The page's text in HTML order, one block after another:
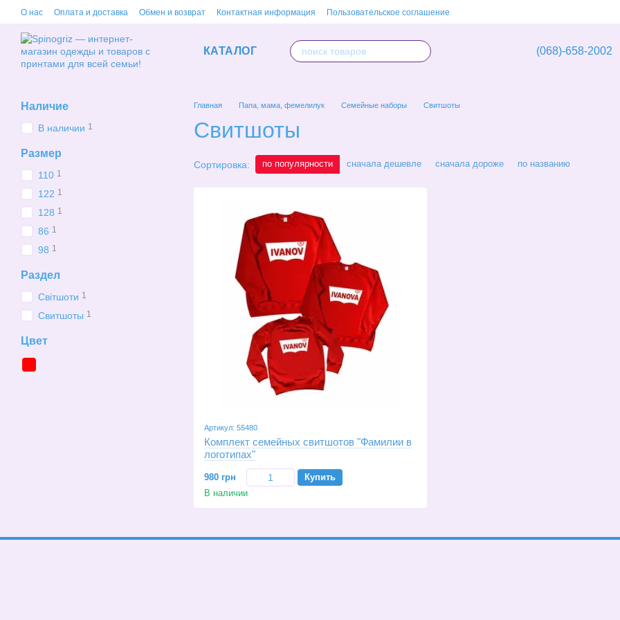
Перейти к основному контенту
О нас Оплата и доставка Обмен и возврат Контактная информация Пользовательское соглашение
КАТАЛОГ (068)-658-2002
Главная Папа, мама, фемелилук Семейные наборы Свитшоты
Свитшоты
Сортировка: по популярности сначала дешевле сначала дороже по названию
Артикул: 55480
Комплект семейных свитшотов "Фамилии в
логотипах"
980 грн
Купить
В наличии
Наличие
В наличии 1
Размер
110 1
122 1
128 1
86 1
98 1
Раздел
Світшоти 1
Свитшоты 1
Цвет